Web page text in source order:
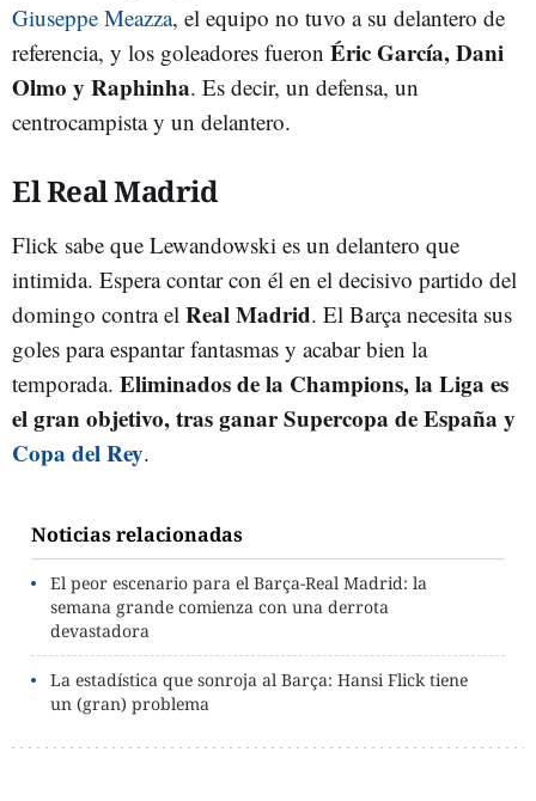
Giuseppe Meazza, el equipo no tuvo a su delantero de
referencia, y los goleadores fueron Éric García, Dani
Olmo y Raphinha. Es decir, un defensa, un
centrocampista y un delantero.
El Real Madrid
Flick sabe que Lewandowski es un delantero que
intimida. Espera contar con él en el decisivo partido del
domingo contra el Real Madrid. El Barça necesita sus
goles para espantar fantasmas y acabar bien la
temporada. Eliminados de la Champions, la Liga es
el gran objetivo, tras ganar Supercopa de España y
Copa del Rey.
Noticias relacionadas
El peor escenario para el Barça-Real Madrid: la
semana grande comienza con una derrota
devastadora
La estadística que sonroja al Barça: Hansi Flick tiene
un (gran) problema